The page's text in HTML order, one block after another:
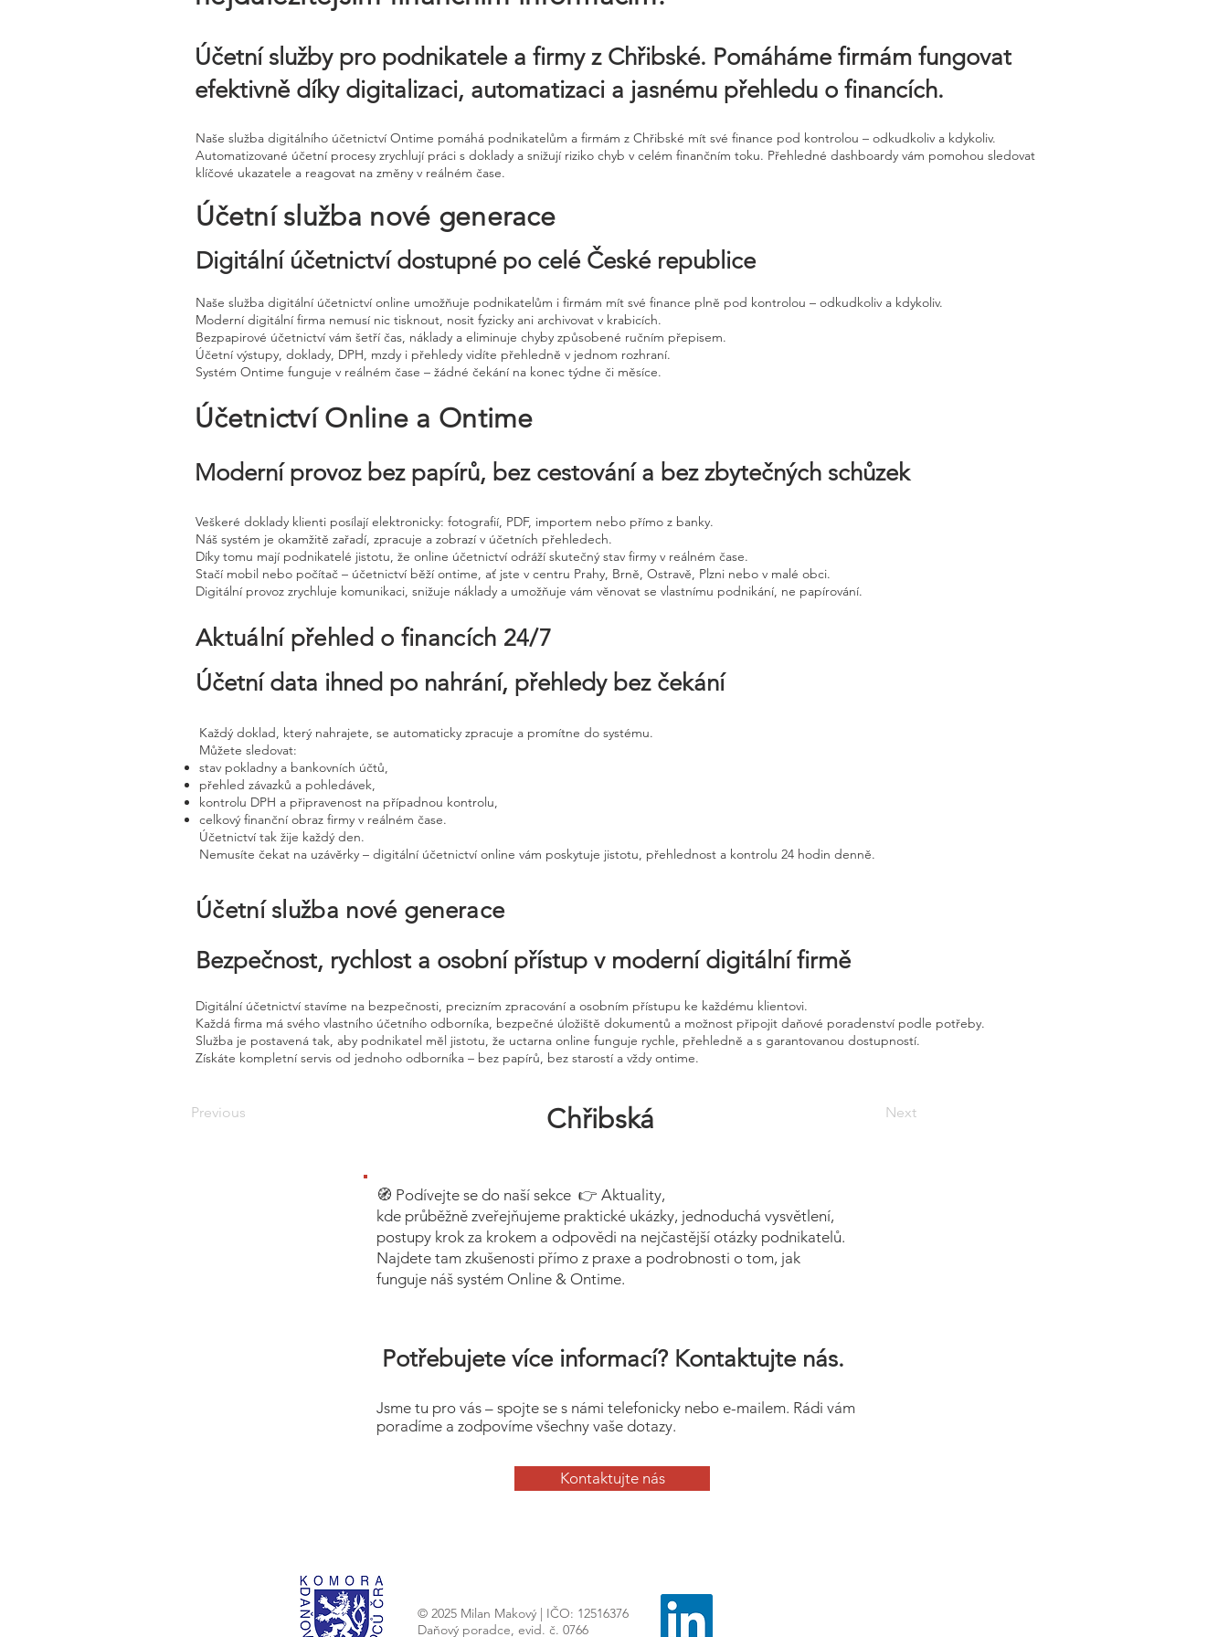
Účetní služby pro podnikatele a firmy z Chřibské. Pomáháme firmám fungovat
efektivně díky digitalizaci, automatizaci a jasnému přehledu o financích.
Naše služba digitálního účetnictví Ontime pomáhá podnikatelům a firmám z Chřibské mít své finance pod kontrolou – odkudkoliv a kdykoliv.
Automatizované účetní procesy zrychlují práci s doklady a snižují riziko chyb v celém finančním toku. Přehledné dashboardy vám pomohou sledovat
klíčové ukazatele a reagovat na změny v reálném čase.
Účetní služba nové generace
Digitální účetnictví dostupné po celé České republice
Naše služba digitální účetnictví online umožňuje podnikatelům i firmám mít své finance plně pod kontrolou – odkudkoliv a kdykoliv.
Moderní digitální firma nemusí nic tisknout, nosit fyzicky ani archivovat v krabicích.
Bezpapirové účetnictví vám šetří čas, náklady a eliminuje chyby způsobené ručním přepisem.
Účetní výstupy, doklady, DPH, mzdy i přehledy vidíte přehledně v jednom rozhraní.
Systém Ontime funguje v reálném čase – žádné čekání na konec týdne či měsíce.
Účetnictví Online a Ontime
Moderní provoz bez papírů, bez cestování a bez zbytečných schůzek
Veškeré doklady klienti posílají elektronicky: fotografií, PDF, importem nebo přímo z banky.
Náš systém je okamžitě zařadí, zpracuje a zobrazí v účetních přehledech.
Díky tomu mají podnikatelé jistotu, že online účetnictví odráží skutečný stav firmy v reálném čase.
Stačí mobil nebo počítač – účetnictví běží ontime, ať jste v centru Prahy, Brně, Ostravě, Plzni nebo v malé obci.
Digitální provoz zrychluje komunikaci, snižuje náklady a umožňuje vám věnovat se vlastnímu podnikání, ne papírování.
Aktuální přehled o financích 24/7
Účetní data ihned po nahrání, přehledy bez čekání
Každý doklad, který nahrajete, se automaticky zpracuje a promítne do systému.
Můžete sledovat:
stav pokladny a bankovních účtů,
přehled závazků a pohledávek,
kontrolu DPH a připravenost na případnou kontrolu,
celkový finanční obraz firmy v reálném čase.
Účetnictví tak žije každý den.
Nemusíte čekat na uzávěrky – digitální účetnictví online vám poskytuje jistotu, přehlednost a kontrolu 24 hodin denně.
Účetní služba nové generace
Bezpečnost, rychlost a osobní přístup v moderní digitální firmě
Digitální účetnictví stavíme na bezpečnosti, precizním zpracování a osobním přístupu ke každému klientovi.
Každá firma má svého vlastního účetního odborníka, bezpečné úložiště dokumentů a možnost připojit daňové poradenství podle potřeby.
Služba je postavená tak, aby podnikatel měl jistotu, že uctarna online funguje rychle, přehledně a s garantovanou dostupností.
Získáte kompletní servis od jednoho odborníka – bez papírů, bez starostí a vždy ontime.
Previous Next
Chřibská
🧭 Podívejte se do naší sekce 👉 Aktuality,
kde průběžně zveřejňujeme praktické ukázky, jednoduchá vysvětlení,
postupy krok za krokem a odpovědi na nejčastější otázky podnikatelů.
Najdete tam zkušenosti přímo z praxe a podrobnosti o tom, jak
funguje náš systém Online & Ontime.
Potřebujete více informací? Kontaktujte nás.
Jsme tu pro vás – spojte se s námi telefonicky nebo e-mailem. Rádi vám
poradíme a zodpovíme všechny vaše dotazy.
Kontaktujte nás
© 2025 Milan Makový | IČO: 12516376
Daňový poradce, evid. č. 0766